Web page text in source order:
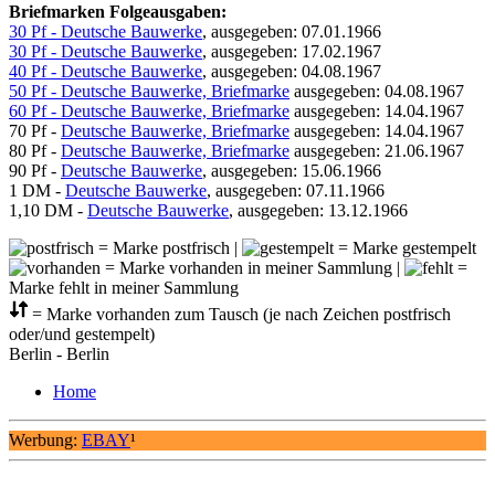
Briefmarken Folgeausgaben:
30 Pf - Deutsche Bauwerke, ausgegeben: 07.01.1966
30 Pf - Deutsche Bauwerke, ausgegeben: 17.02.1967
40 Pf - Deutsche Bauwerke, ausgegeben: 04.08.1967
50 Pf - Deutsche Bauwerke, Briefmarke ausgegeben: 04.08.1967
60 Pf - Deutsche Bauwerke, Briefmarke ausgegeben: 14.04.1967
70 Pf - Deutsche Bauwerke, Briefmarke ausgegeben: 14.04.1967
80 Pf - Deutsche Bauwerke, Briefmarke ausgegeben: 21.06.1967
90 Pf - Deutsche Bauwerke, ausgegeben: 15.06.1966
1 DM - Deutsche Bauwerke, ausgegeben: 07.11.1966
1,10 DM - Deutsche Bauwerke, ausgegeben: 13.12.1966
= Marke postfrisch |
= Marke gestempelt
= Marke vorhanden in meiner Sammlung |
=
Marke fehlt in meiner Sammlung
= Marke vorhanden zum Tausch (je nach Zeichen postfrisch
oder/und gestempelt)
Berlin - Berlin
Home
Werbung: EBAY¹